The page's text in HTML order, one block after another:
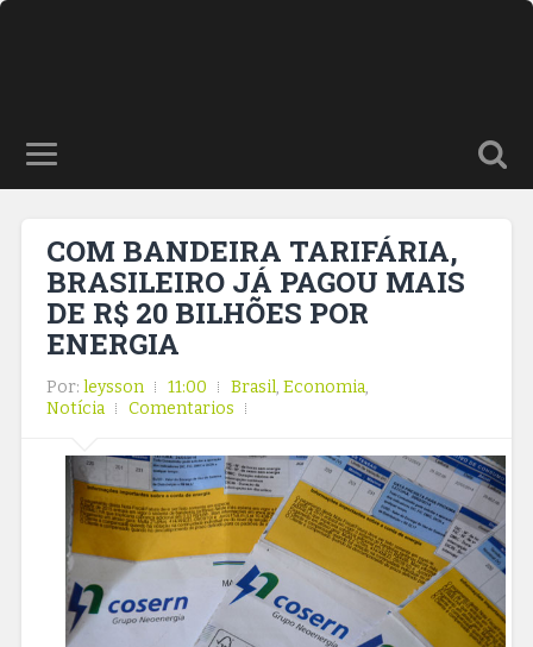
COM BANDEIRA TARIFÁRIA,
BRASILEIRO JÁ PAGOU MAIS
DE R$ 20 BILHÕES POR
ENERGIA
Por: leysson 11:00 Brasil, Economia,
Notícia
Comentarios